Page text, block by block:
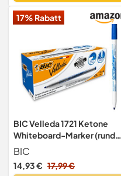
17% Rabatt
BIC Velleda 1721 Ketone
Whiteboard-Marker (runde
Spitze, 1,5 mm) Packung à
24 Stück Blau
BIC
14,93 € 17,99 €